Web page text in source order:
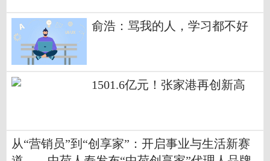
俞浩：骂我的人，学习都不好
1501.6亿元！张家港再创新高
从“营销员”到“创享家”：开启事业与生活新赛